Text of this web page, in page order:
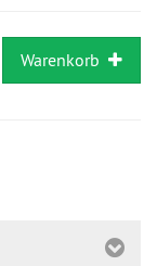
Warenkorb